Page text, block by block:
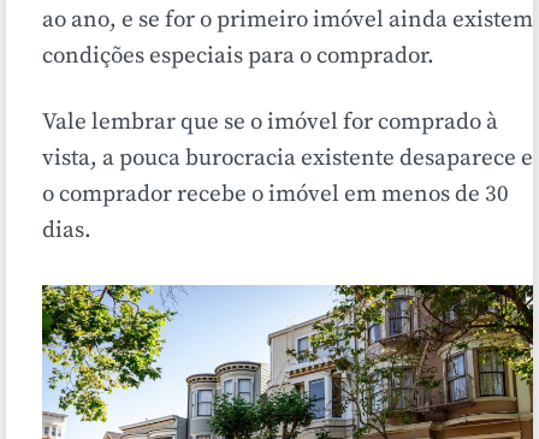
ao ano, e se for o primeiro imóvel ainda existem
condições especiais para o comprador.
Vale lembrar que se o imóvel for comprado à
vista, a pouca burocracia existente desaparece e
o comprador recebe o imóvel em menos de 30
dias.